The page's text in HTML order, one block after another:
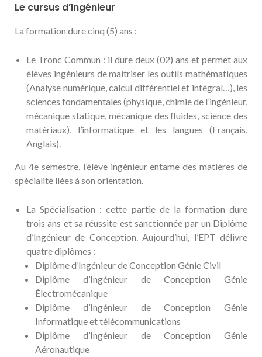
Le cursus d’Ingénieur
La formation dure cinq (5) ans :
Le Tronc Commun : il dure deux (02) ans et permet aux
élèves ingénieurs de maitriser les outils mathématiques
(Analyse numérique, calcul différentiel et intégral…), les
sciences fondamentales (physique, chimie de l’ingénieur,
mécanique statique, mécanique des fluides, science des
matériaux), l’informatique et les langues (Français,
Anglais).
Au 4e semestre, l’élève ingénieur entame des matières de
spécialité liées à son orientation.
La Spécialisation : cette partie de la formation dure
trois ans et sa réussite est sanctionnée par un Diplôme
d’Ingénieur de Conception. Aujourd’hui, l’EPT délivre
quatre diplômes :
Diplôme d’Ingénieur de Conception Génie Civil
Diplôme d’Ingénieur de Conception Génie
Électromécanique
Diplôme d’Ingénieur de Conception Génie
Informatique et télécommunications
Diplôme d’Ingénieur de Conception Génie
Aéronautique